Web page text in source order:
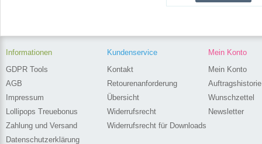
Mein Konto
Mein Konto
Auftragshistorie
Wunschzettel
Newsletter
Kundenservice
Kontakt
Retourenanforderung
Übersicht
Widerrufsrecht
Widerrufsrecht für Downloads
Informationen
GDPR Tools
AGB
Impressum
Lollipops Treuebonus
Zahlung und Versand
Datenschutzerklärung